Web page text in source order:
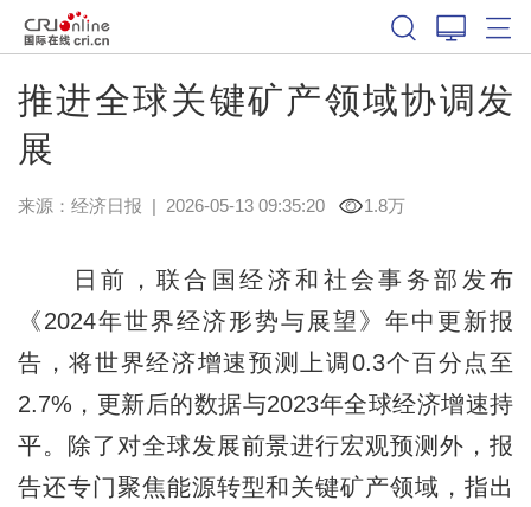
推进全球关键矿产领域协调发
展
来源： 经济日报 | 2026-05-13 09:35:20 1.8万
日前，联合国经济和社会事务部发布
《2024年世界经济形势与展望》年中更新报
告，将世界经济增速预测上调0.3个百分点至
2.7%，更新后的数据与2023年全球经济增速持
平。除了对全球发展前景进行宏观预测外，报
告还专门聚焦能源转型和关键矿产领域，指出